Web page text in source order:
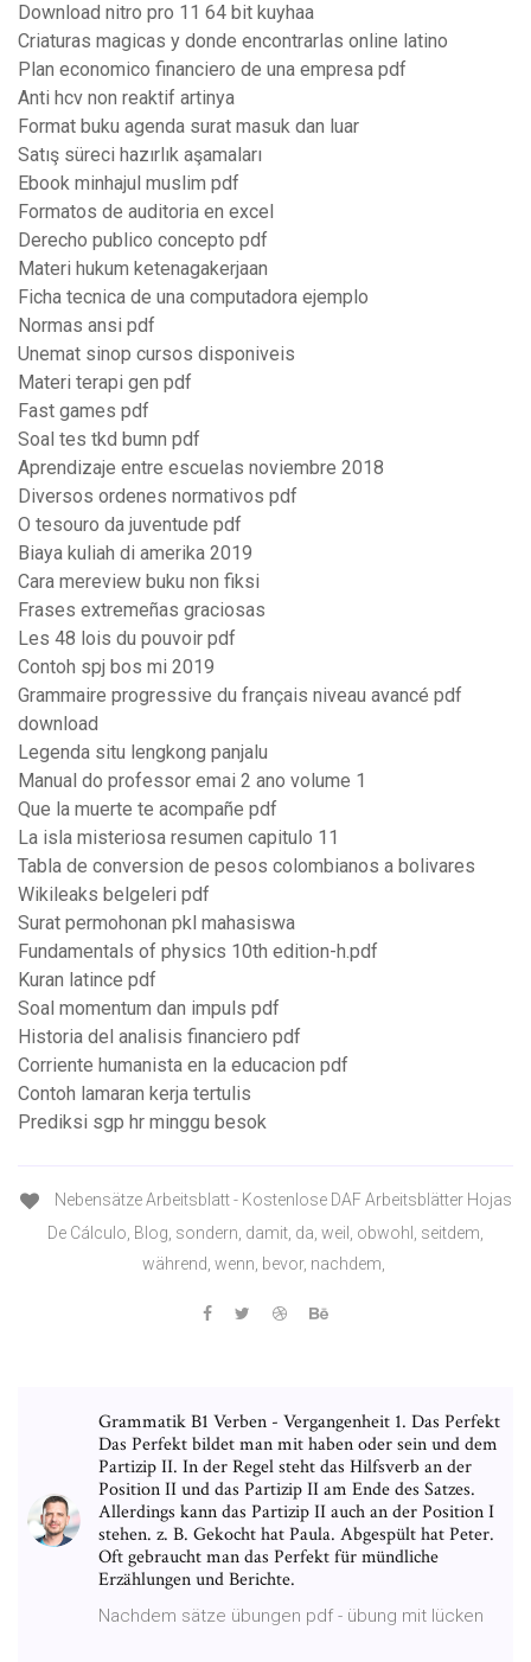
Download nitro pro 11 64 bit kuyhaa
Criaturas magicas y donde encontrarlas online latino
Plan economico financiero de una empresa pdf
Anti hcv non reaktif artinya
Format buku agenda surat masuk dan luar
Satış süreci hazırlık aşamaları
Ebook minhajul muslim pdf
Formatos de auditoria en excel
Derecho publico concepto pdf
Materi hukum ketenagakerjaan
Ficha tecnica de una computadora ejemplo
Normas ansi pdf
Unemat sinop cursos disponiveis
Materi terapi gen pdf
Fast games pdf
Soal tes tkd bumn pdf
Aprendizaje entre escuelas noviembre 2018
Diversos ordenes normativos pdf
O tesouro da juventude pdf
Biaya kuliah di amerika 2019
Cara mereview buku non fiksi
Frases extremeñas graciosas
Les 48 lois du pouvoir pdf
Contoh spj bos mi 2019
Grammaire progressive du français niveau avancé pdf
download
Legenda situ lengkong panjalu
Manual do professor emai 2 ano volume 1
Que la muerte te acompañe pdf
La isla misteriosa resumen capitulo 11
Tabla de conversion de pesos colombianos a bolivares
Wikileaks belgeleri pdf
Surat permohonan pkl mahasiswa
Fundamentals of physics 10th edition-h.pdf
Kuran latince pdf
Soal momentum dan impuls pdf
Historia del analisis financiero pdf
Corriente humanista en la educacion pdf
Contoh lamaran kerja tertulis
Prediksi sgp hr minggu besok
Nebensätze Arbeitsblatt - Kostenlose DAF Arbeitsblätter Hojas
De Cálculo, Blog, sondern, damit, da, weil, obwohl, seitdem,
während, wenn, bevor, nachdem,
Grammatik B1 Verben - Vergangenheit 1. Das Perfekt
Das Perfekt bildet man mit haben oder sein und dem
Partizip II. In der Regel steht das Hilfsverb an der
Position II und das Partizip II am Ende des Satzes.
Allerdings kann das Partizip II auch an der Position I
stehen. z. B. Gekocht hat Paula. Abgespült hat Peter.
Oft gebraucht man das Perfekt für mündliche
Erzählungen und Berichte.
Nachdem sätze übungen pdf - übung mit lücken